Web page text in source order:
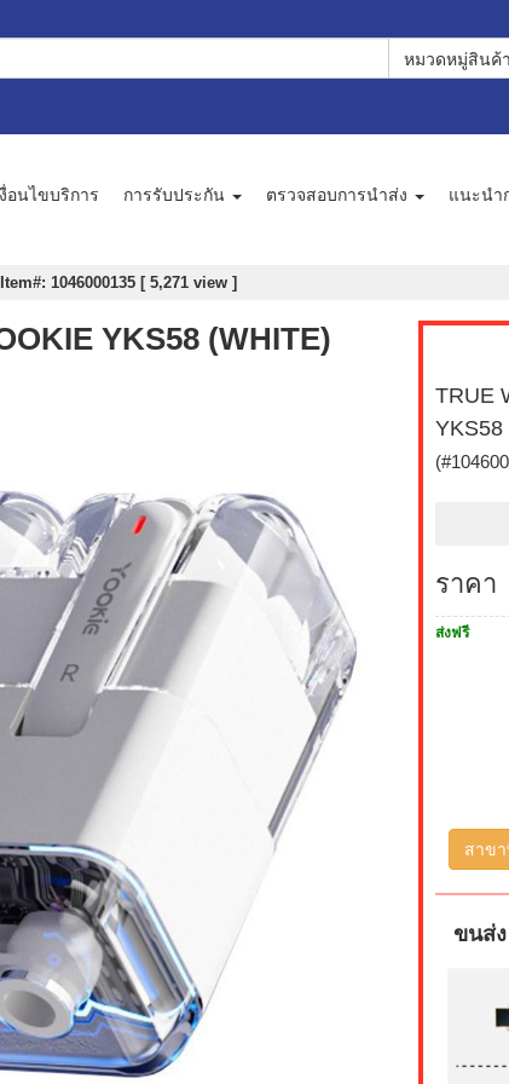
หมวดหมู่สินค้า
อนไขบริการ การรับประกัน ตรวจสอบการนำส่ง แนะนำ
Item#: 1046000135 [ 5,271 view ]
YKS58 (WHITE)
TRUE
YKS58
ราคา
ส่งฟรี
สาข
ขนส่ง